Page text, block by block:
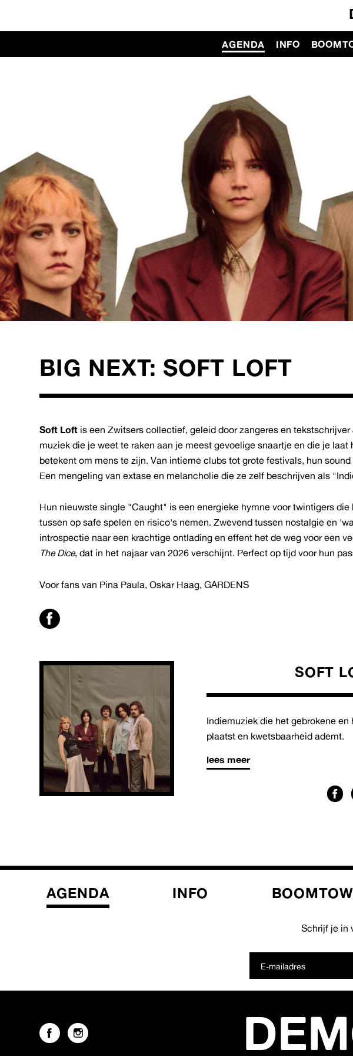
AGENDA INFO
BIG NEXT: SOFT LOFT
Soft Loft is een Zwitsers collectief, geleid door zangeres en
muziek die je weet te raken aan je meest gevoelige snaartje en die je laat
betekent om mens te zijn. Van intieme clubs tot grote festivals, hun
Een mengeling van extase en melancholie die ze zelf beschrijven als
Hun nieuwste single "Caught" is een energieke hymne voor twintigers
tussen op safe spelen en risico's nemen. Zwevend tussen nostalgie en
introspectie naar een krachtige ontlading en effent het de weg voor een
The Dice, dat in het najaar van 2026 verschijnt. Perfect op tijd voor hun
Voor fans van Pina Paula, Oskar Haag, GARDENS
SOFT
Indiemuziek die het gebrokene
plaatst en kwetsbaarheid ademt.
lees meer
AGENDA INFO
Schrijf je in